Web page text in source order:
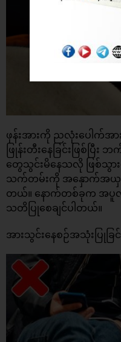
ဖုန်းအားကို ညလုံးပေါက်အာ
ဖြုန်းတီးနေခြင်းဖြစ်ပ
တွေသွင်းမိနေသလို ဖြစ်သွ
သက်တမ်းကို အနှောက်အယှက်
တယ်။ နောက်တစ်ခုက အပူ
သတိပြုစေချင်ပါတယ်။
အားသွင်းနေစဉ်အသုံးပြုခြင်